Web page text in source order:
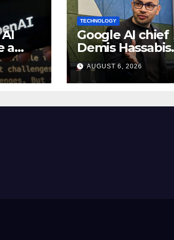
a
TECHNOLOGY
Google AI chief
Demis Hassabis
becomes
chief scientist in
leadership
AUGUST 6, 2026